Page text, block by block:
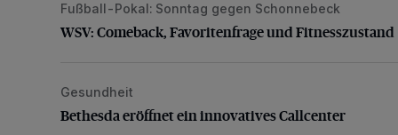
WSV: Comeback, Favoritenfrage und
Fußball-Pokal: Sonntag gegen Schonnebeck
WSV: Comeback, Favoritenfrage und Fitnesszustand
Bethesda eröffnet ein innovatives Callcenter
Gesundheit
Bethesda eröffnet ein innovatives Callcenter